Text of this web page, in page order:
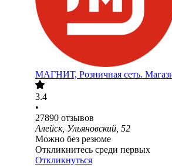
МАГНИТ, Розничная сеть.
3.4
•
27890 отзывов
Алейск, Ульяновский, 52
Можно без резюме
Откликнитесь среди первых
Откликнуться